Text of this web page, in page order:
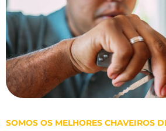
SOMOS OS MELHORES CHAVEIROS